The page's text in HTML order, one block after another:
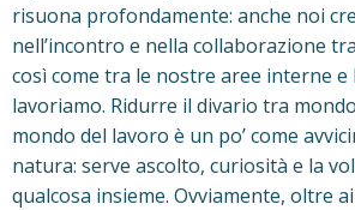
risuona profondamente: anche noi
nell’incontro e nella collaborazione
così come tra le nostre aree interne e
lavoriamo. Ridurre il divario tra
mondo del lavoro è un po’ come
natura: serve ascolto, curiosità e la
qualcosa insieme. Ovviamente, oltre